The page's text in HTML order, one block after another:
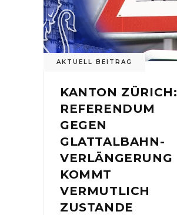
AKTUELL BEITRAG
KANTON ZÜRICH:
REFERENDUM
GEGEN
GLATTALBAHN-
VERLÄNGERUNG
KOMMT
VERMUTLICH
ZUSTANDE